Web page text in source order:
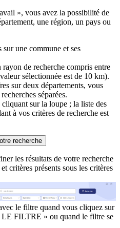
», vous avez la possibilité de
une région, un pays ou
une commune et ses
de recherche compris entre
sélectionnée est de 10 km).
sur deux départements, vous
séparées.
sur la loupe ; la liste des
à vos critères de recherche est
recherche
les résultats de votre recherche
critères présents sous les critères
le filtre quand vous cliquez sur
FILTRE » ou quand le filtre se